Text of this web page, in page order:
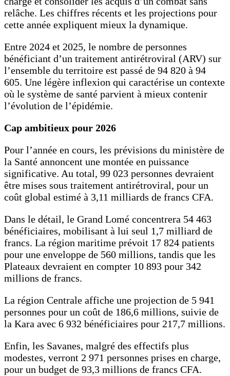
relâche. Les chiffres récents et les projections pour
cette année expliquent mieux la dynamique.
Entre 2024 et 2025, le nombre de personnes
bénéficiant d’un traitement antirétroviral (ARV) sur
l’ensemble du territoire est passé de 94 820 à 94
605. Une légère inflexion qui caractérise un contexte
où le système de santé parvient à mieux contenir
l’évolution de l’épidémie.
Cap ambitieux pour 2026
Pour l’année en cours, les prévisions du ministère de
la Santé annoncent une montée en puissance
significative. Au total, 99 023 personnes devraient
être mises sous traitement antirétroviral, pour un
coût global estimé à 3,11 milliards de francs CFA.
Dans le détail, le Grand Lomé concentrera 54 463
bénéficiaires, mobilisant à lui seul 1,7 milliard de
francs. La région maritime prévoit 17 824 patients
pour une enveloppe de 560 millions, tandis que les
Plateaux devraient en compter 10 893 pour 342
millions de francs.
La région Centrale affiche une projection de 5 941
personnes pour un coût de 186,6 millions, suivie de
la Kara avec 6 932 bénéficiaires pour 217,7 millions.
Enfin, les Savanes, malgré des effectifs plus
modestes, verront 2 971 personnes prises en charge,
pour un budget de 93,3 millions de francs CFA.